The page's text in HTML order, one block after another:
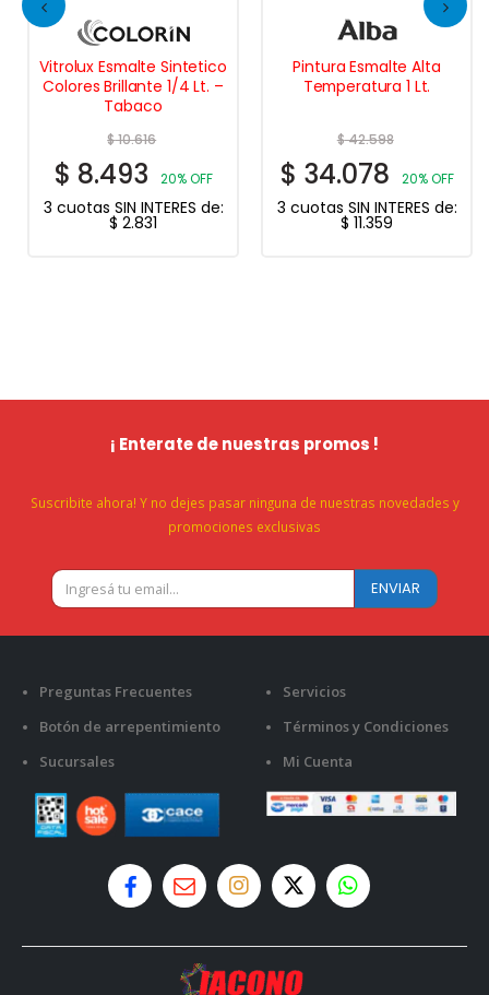
Vitrolux Esmalte Sintetico
Colores Brillante 1/4 Lt. –
Tabaco
$10.616
$ 8.493 20% OFF
3 cuotas SIN INTERES de:
$ 2.831
Pintura Esmalte Alta
Temperatura 1 Lt.
$42.598
$ 34.078 20% OFF
3 cuotas SIN INTERES de:
$ 11.359
¡ Enterate de nuestras promos !
Suscribite ahora! Y no dejes pasar ninguna de nuestras novedades y
promociones exclusivas
Preguntas Frecuentes
Botón de arrepentimiento
Sucursales
Servicios
Términos y Condiciones
Mi Cuenta